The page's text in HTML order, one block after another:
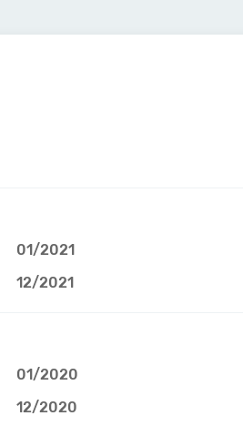
01/2021
12/2021
01/2020
12/2020